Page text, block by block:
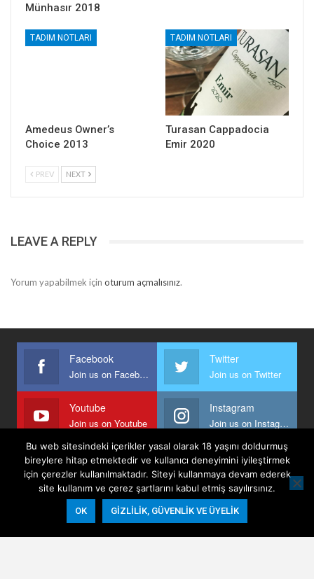
Münhasır 2018
TADIM NOTLARI
Amedeus Owner’s
Choice 2013
TADIM NOTLARI
Turasan Cappadocia
Emir 2020
PREV NEXT
LEAVE A REPLY
Yorum yapabilmek için oturum açmalısınız.
Facebook
Join us on Facebook
Twitter
Join us on Twitter
Youtube
Join us on Youtube
Instagram
Join us on Instagram
Anasayfa Keyfi Yazanlar İletişim
Şartlar Ve Koşullar
Gizlilik, Güvenlik Ve Üyelik Politikası
Bu web sitesindeki içerikler yasal olarak 18 yaşını doldurmuş
bireylere hitap etmektedir ve kullanıcı deneyimini iyileştirmek
için çerezler kullanılmaktadır. Siteyi kullanmaya devam ederek
site kullanım ve çerez şartlarını kabul etmiş sayılırsınız.
OK GIZLILIK, GÜVENLIK VE ÜYELIK